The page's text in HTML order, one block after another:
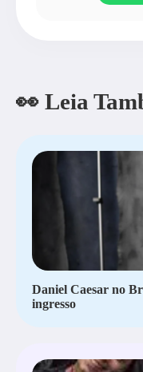
👀 Leia
Daniel Caesar no
ingresso